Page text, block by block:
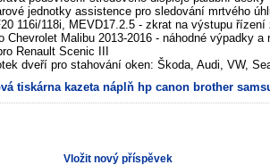
jednotky assistence pro sledování mrtvého
116i/118i, MEVD17.2.5 - zkrat na výstupu
Chevrolet Malibu 2013-2016 - náhodné výpadky a
Renault Scenic III
dveří pro stahování oken: Škoda, Audi, VW,
tiskárna kazeta náplň hp canon brother
Vložit nový příspěvek